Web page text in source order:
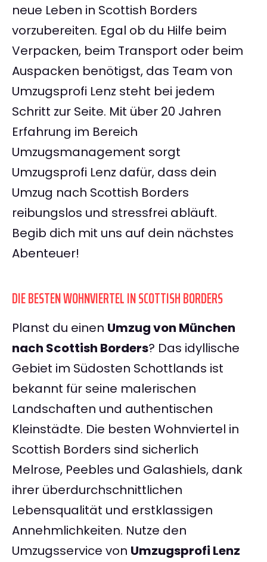
neue Leben in Scottish Borders
vorzubereiten. Egal ob du Hilfe beim
Verpacken, beim Transport oder beim
Auspacken benötigst, das Team von
Umzugsprofi Lenz steht bei jedem
Schritt zur Seite. Mit über 20 Jahren
Erfahrung im Bereich
Umzugsmanagement sorgt
Umzugsprofi Lenz dafür, dass dein
Umzug nach Scottish Borders
reibungslos und stressfrei abläuft.
Begib dich mit uns auf dein nächstes
Abenteuer!
DIE BESTEN WOHNVIERTEL IN SCOTTISH BORDERS
Planst du einen Umzug von München
nach Scottish Borders? Das idyllische
Gebiet im Südosten Schottlands ist
bekannt für seine malerischen
Landschaften und authentischen
Kleinstädte. Die besten Wohnviertel in
Scottish Borders sind sicherlich
Melrose, Peebles und Galashiels, dank
ihrer überdurchschnittlichen
Lebensqualität und erstklassigen
Annehmlichkeiten. Nutze den
Umzugsservice von Umzugsprofi Lenz